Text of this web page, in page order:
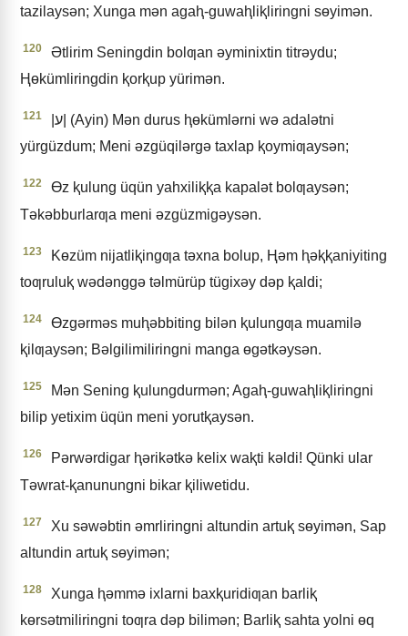
tazilaysǝn; Xunga mǝn agaⱨ-guwaⱨliⱪliringni sɵyimǝn.
120
Ətlirim Seningdin bolƣan ǝyminixtin titrǝydu;
Ⱨɵkümliringdin ⱪorⱪup yürimǝn.
121
yürgüzdum; Meni ǝzgüqilǝrgǝ taxlap ⱪoymiƣaysǝn;
122
Ɵz ⱪulung üqün yahxiliⱪⱪa kapalǝt bolƣaysǝn;
Tǝkǝbburlarƣa meni ǝzgüzmigǝysǝn.
123
Kɵzüm nijatliⱪingƣa tǝxna bolup, Ⱨǝm ⱨǝⱪⱪaniyiting
toƣruluⱪ wǝdǝnggǝ tǝlmürüp tügixǝy dǝp ⱪaldi;
124
Ɵzgǝrmǝs muⱨǝbbiting bilǝn ⱪulungƣa muamilǝ
ⱪilƣaysǝn; Bǝlgilimiliringni manga ɵgǝtkǝysǝn.
125
Mǝn Sening ⱪulungdurmǝn; Agaⱨ-guwaⱨliⱪliringni
bilip yetixim üqün meni yorutⱪaysǝn.
126
Pǝrwǝrdigar ⱨǝrikǝtkǝ kelix waⱪti kǝldi! Qünki ular
Tǝwrat-ⱪanunungni bikar ⱪiliwetidu.
127
Xu sǝwǝbtin ǝmrliringni altundin artuⱪ sɵyimǝn, Sap
altundin artuⱪ sɵyimǝn;
128
Xunga ⱨǝmmǝ ixlarni baxⱪuridiƣan barliⱪ
kɵrsǝtmiliringni toƣra dǝp bilimǝn; Barliⱪ sahta yolni ɵq